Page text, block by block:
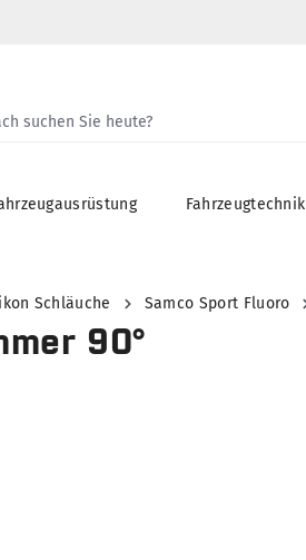
Fahrzeugtechnik
Schläuche Samco Sport Fluoro
90°